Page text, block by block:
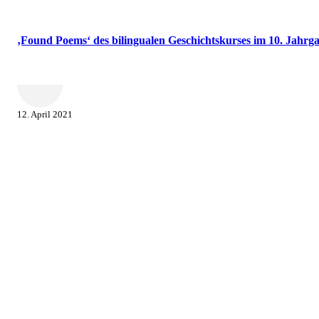
‚Found Poems‘ des bilingualen Geschichtskurses im 10.
12. April 2021